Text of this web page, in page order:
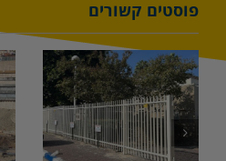
פוסטים קשורים